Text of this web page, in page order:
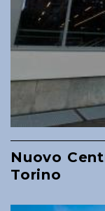
Nuovo
Torino